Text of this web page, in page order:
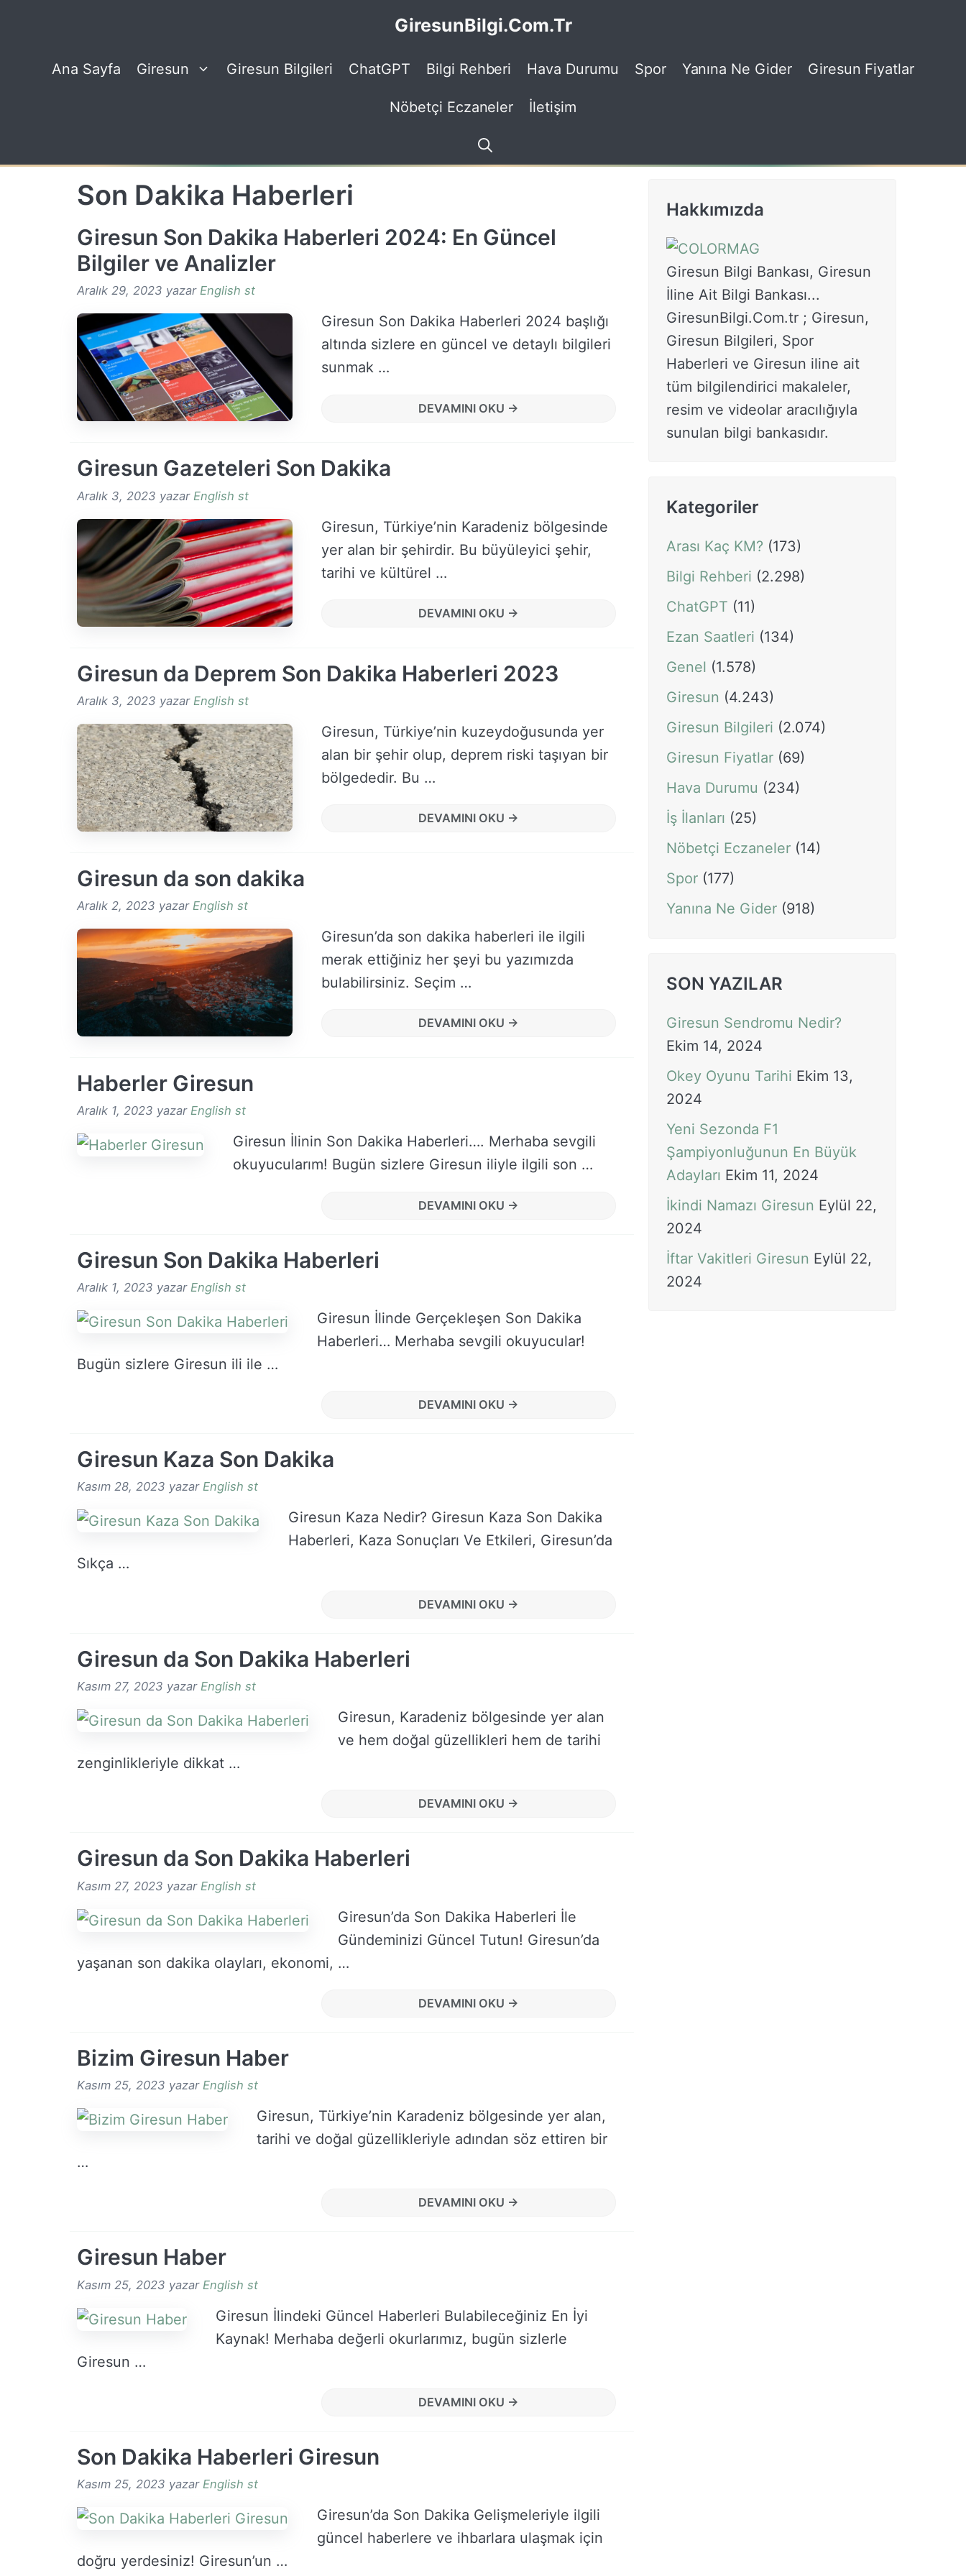
GiresunBilgi.Com.Tr
Ana Sayfa Giresun Giresun Bilgileri ChatGPT Bilgi Rehberi Hava Durumu Spor Yanına Ne Gider Giresun Fiyatlar
Nöbetçi Eczaneler İletişim
Son Dakika Haberleri
Giresun Son Dakika Haberleri 2024: En Güncel
Bilgiler ve Analizler
Aralık 29, 2023 yazar English st
Giresun Son Dakika Haberleri 2024 başlığı
altında sizlere en güncel ve detaylı bilgileri
sunmak …
DEVAMINI OKU →
Giresun Gazeteleri Son Dakika
Aralık 3, 2023 yazar English st
Giresun, Türkiye’nin Karadeniz bölgesinde
yer alan bir şehirdir. Bu büyüleyici şehir,
tarihi ve kültürel …
DEVAMINI OKU →
Giresun da Deprem Son Dakika Haberleri 2023
Aralık 3, 2023 yazar English st
Giresun, Türkiye’nin kuzeydoğusunda yer
alan bir şehir olup, deprem riski taşıyan bir
bölgededir. Bu …
DEVAMINI OKU →
Giresun da son dakika
Aralık 2, 2023 yazar English st
Giresun’da son dakika haberleri ile ilgili
merak ettiğiniz her şeyi bu yazımızda
bulabilirsiniz. Seçim …
DEVAMINI OKU →
Haberler Giresun
Aralık 1, 2023 yazar English st
Giresun İlinin Son Dakika Haberleri…. Merhaba sevgili
okuyucularım! Bugün sizlere Giresun iliyle ilgili son …
DEVAMINI OKU →
Giresun Son Dakika Haberleri
Aralık 1, 2023 yazar English st
Giresun İlinde Gerçekleşen Son Dakika
Haberleri… Merhaba sevgili okuyucular!
Bugün sizlere Giresun ili ile …
DEVAMINI OKU →
Giresun Kaza Son Dakika
Kasım 28, 2023 yazar English st
Giresun Kaza Nedir? Giresun Kaza Son Dakika
Haberleri, Kaza Sonuçları Ve Etkileri, Giresun’da
Sıkça …
DEVAMINI OKU →
Giresun da Son Dakika Haberleri
Kasım 27, 2023 yazar English st
Giresun, Karadeniz bölgesinde yer alan
ve hem doğal güzellikleri hem de tarihi
zenginlikleriyle dikkat …
DEVAMINI OKU →
Giresun da Son Dakika Haberleri
Kasım 27, 2023 yazar English st
Giresun’da Son Dakika Haberleri İle
Gündeminizi Güncel Tutun! Giresun’da
yaşanan son dakika olayları, ekonomi, …
DEVAMINI OKU →
Bizim Giresun Haber
Kasım 25, 2023 yazar English st
Giresun, Türkiye’nin Karadeniz bölgesinde yer alan,
tarihi ve doğal güzellikleriyle adından söz ettiren bir
…
DEVAMINI OKU →
Giresun Haber
Kasım 25, 2023 yazar English st
Giresun İlindeki Güncel Haberleri Bulabileceğiniz En İyi
Kaynak! Merhaba değerli okurlarımız, bugün sizlerle
Giresun …
DEVAMINI OKU →
Son Dakika Haberleri Giresun
Kasım 25, 2023 yazar English st
Giresun’da Son Dakika Gelişmeleriyle ilgili
güncel haberlere ve ihbarlara ulaşmak için
doğru yerdesiniz! Giresun’un …
Hakkımızda
Giresun Bilgi Bankası, Giresun
İline Ait Bilgi Bankası...
GiresunBilgi.Com.tr ; Giresun,
Giresun Bilgileri, Spor
Haberleri ve Giresun iline ait
tüm bilgilendirici makaleler,
resim ve videolar aracılığıyla
sunulan bilgi bankasıdır.
Kategoriler
Arası Kaç KM? (173)
Bilgi Rehberi (2.298)
ChatGPT (11)
Ezan Saatleri (134)
Genel (1.578)
Giresun (4.243)
Giresun Bilgileri (2.074)
Giresun Fiyatlar (69)
Hava Durumu (234)
İş İlanları (25)
Nöbetçi Eczaneler (14)
Spor (177)
Yanına Ne Gider (918)
SON YAZILAR
Giresun Sendromu Nedir?
Ekim 14, 2024
Okey Oyunu Tarihi Ekim 13,
2024
Yeni Sezonda F1
Şampiyonluğunun En Büyük
Adayları Ekim 11, 2024
İkindi Namazı Giresun Eylül 22,
2024
İftar Vakitleri Giresun Eylül 22,
2024